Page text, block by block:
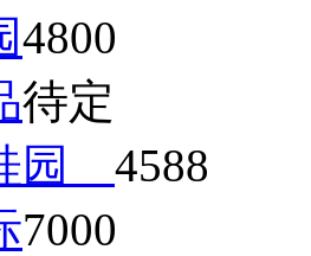
4800
待定
园 4588
7000